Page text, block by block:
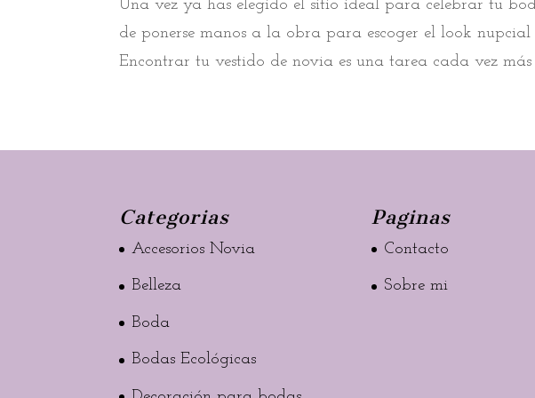
Una vez ya has elegido el sitio ideal para celebrar tu
de ponerse manos a la obra para escoger el look nupcial
Encontrar tu vestido de novia es una tarea cada vez
Categorias
Accesorios Novia
Belleza
Boda
Bodas Ecológicas
Paginas
Contacto
Sobre mi